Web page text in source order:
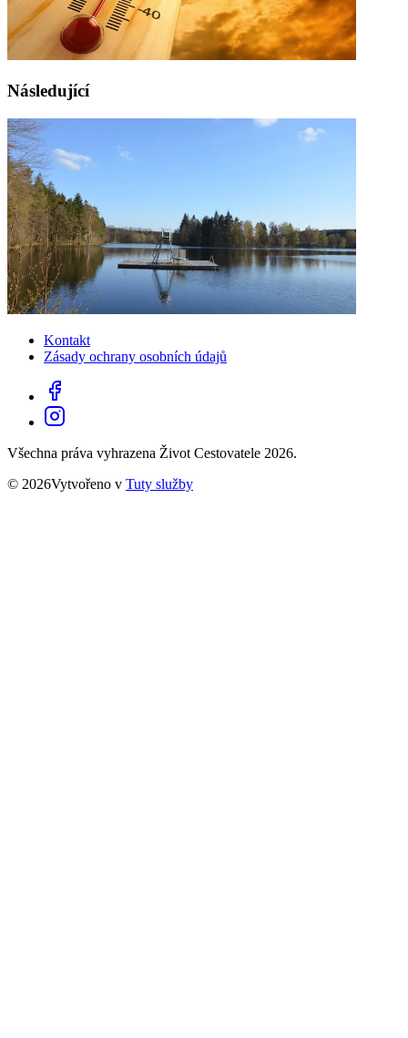
Následující
Kontakt
Zásady ochrany osobních údajů
Všechna práva vyhrazena Život Cestovatele 2026.
© 2026Vytvořeno v Tuty služby